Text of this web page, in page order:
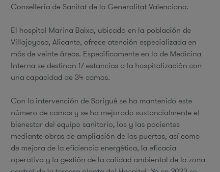
Consellería de Sanitat de la Generalitat Valenciana.
El hospital Marina Baixa, ubicado en la población de
Villajoyosa, Alicante, ofrece atención especializada en
más de veinte áreas. Específicamente en la de Medicina
Interna se destinan 17 estancias a la hospitalización con
una capacidad de 34 camas.
Con la intervención de Sorigué se ha mantenido este
número de camas y se ha mejorado sustancialmente el
bienestar del equipo sanitario, los y las pacientes
mediante obras de ampliación de las puertas, así como
de mejora de la eficiencia energética, la eficacia
operativa y la gestión de la calidad ambiental de la zona